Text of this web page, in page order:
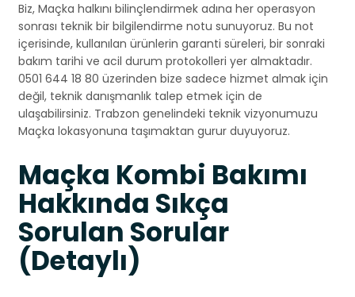
Biz, Maçka halkını bilinçlendirmek adına her operasyon
sonrası teknik bir bilgilendirme notu sunuyoruz. Bu not
içerisinde, kullanılan ürünlerin garanti süreleri, bir sonraki
bakım tarihi ve acil durum protokolleri yer almaktadır.
0501 644 18 80 üzerinden bize sadece hizmet almak için
değil, teknik danışmanlık talep etmek için de
ulaşabilirsiniz. Trabzon genelindeki teknik vizyonumuzu
Maçka lokasyonuna taşımaktan gurur duyuyoruz.
Maçka Kombi Bakımı
Hakkında Sıkça
Sorulan Sorular
(Detaylı)